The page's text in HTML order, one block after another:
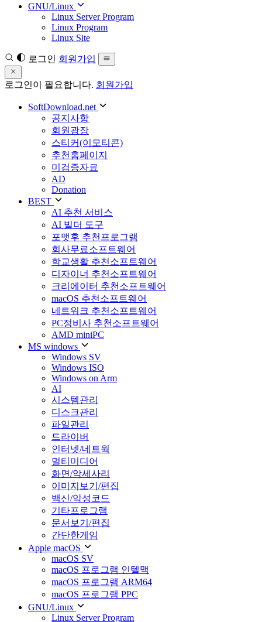
GNU/Linux
Linux Server Program
Linux Program
Linux Site
로그인 회원가입
로그인이 필요합니다. 회원가입
SoftDownload.net
공지사항
회원광장
스티커(이모티콘)
추천홈페이지
미검증자료
AD
Donation
BEST
AI 추천 서비스
AI 빌더 도구
포맷후 추천프로그램
회사무료소프트웨어
학교생활 추천소프트웨어
디자이너 추천소프트웨어
크리에이터 추천소프트웨어
macOS 추천소프트웨어
네트워크 추천소프트웨어
PC정비사 추천소프트웨어
AMD miniPC
MS windows
Windows SV
Windows ISO
Windows on Arm
AI
시스템관리
디스크관리
파일관리
드라이버
인터넷/네트웍
멀티미디어
화면/악세사리
이미지보기/편집
백신/악성코드
기타프로그램
문서보기/편집
간단한게임
Apple macOS
macOS SV
macOS 프로그램 인텔맥
macOS 프로그램 ARM64
macOS 프로그램 PPC
GNU/Linux
Linux Server Program